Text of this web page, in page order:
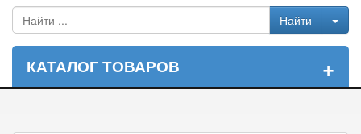
КАТАЛОГ ТОВАРОВ +